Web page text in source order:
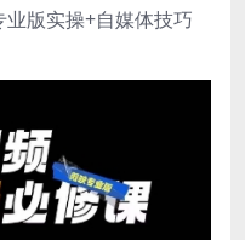
版实操+自媒体技巧